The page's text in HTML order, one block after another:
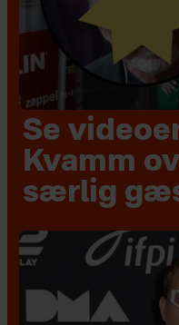
Se
Kvamm
særlig